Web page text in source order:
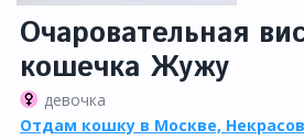
Очаровательная
кошечка Жужу
девочка
Отдам кошку в Москве,